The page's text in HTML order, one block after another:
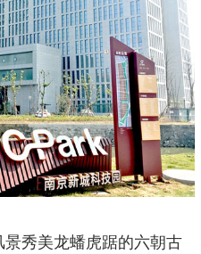
秀美龙蟠虎踞的六朝古